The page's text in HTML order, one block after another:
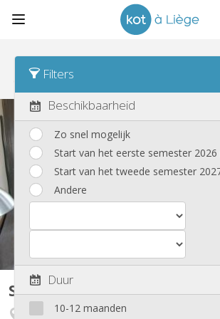
Filters
Beschikbaarheid
Zo snel mogelijk
Start van het eerste semester
Start van het tweede semester
Andere
Duur
10-12 maanden
Sorteren
Studio's
Studio
17 m²
Fétinne / Longdoz / Vennes